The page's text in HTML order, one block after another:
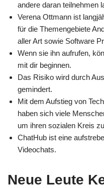
andere daran teilnehmen
Verena Ottmann ist
für die Themengebiete
aller Art sowie Software
Wenn sie ihn aufrufen,
mit dir beginnen.
Das Risiko wird durch
gemindert.
Mit dem Aufstieg von
haben sich viele
um ihren sozialen Kreis
ChatHub ist eine
Videochats.
Neue Leute